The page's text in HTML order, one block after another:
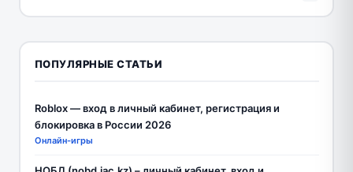
ПОПУЛЯРНЫЕ СТАТЬИ
Roblox — вход в личный кабинет, регистрация и
блокировка в России 2026
Онлайн-игры